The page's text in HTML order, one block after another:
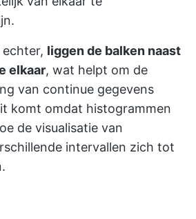
liggen de balken naast
elkaar, wat helpt om de
van continue gegevens
komt omdat histogrammen
de visualisatie van
intervallen zich tot